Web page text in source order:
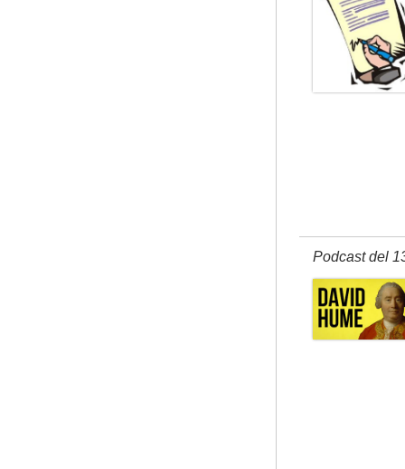
Podcast del